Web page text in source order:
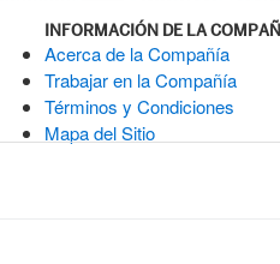
INFORMACIÓN DE LA
Acerca de la Compañía
Trabajar en la Compañía
Términos y Condiciones
Mapa del Sitio